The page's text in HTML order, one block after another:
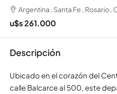
Argentina , Santa Fe , Rosario ,
u$s 261.000
Descripción
Ubicado en el corazón del
calle Balcarce al 500, este